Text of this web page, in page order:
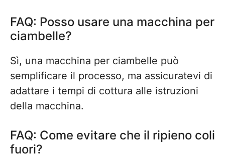
FAQ: Posso usare una macchina per
ciambelle?
Sì, una macchina per ciambelle può
semplificare il processo, ma assicuratevi di
adattare i tempi di cottura alle istruzioni
della macchina.
FAQ: Come evitare che il ripieno coli
fuori?